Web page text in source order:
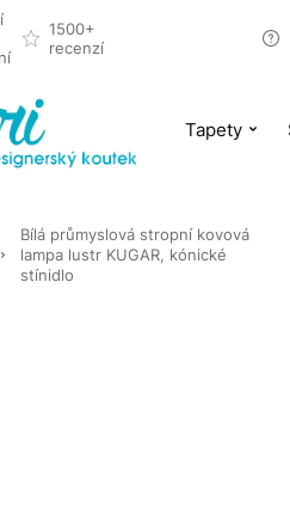
1500+
recenzí
Tapety
Bílá průmyslová stropní kovová
lampa lustr KUGAR, kónické
stínidlo